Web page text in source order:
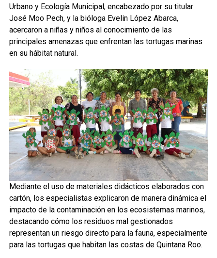
Urbano y Ecología Municipal, encabezado por su titular
José Moo Pech, y la bióloga Evelin López Abarca,
acercaron a niñas y niños al conocimiento de las
principales amenazas que enfrentan las tortugas marinas
en su hábitat natural.
Mediante el uso de materiales didácticos elaborados con
cartón, los especialistas explicaron de manera dinámica el
impacto de la contaminación en los ecosistemas marinos,
destacando cómo los residuos mal gestionados
representan un riesgo directo para la fauna, especialmente
para las tortugas que habitan las costas de Quintana Roo.